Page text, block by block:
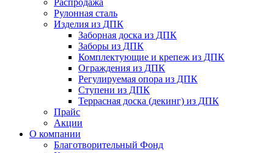
Распродажа
Рулонная сталь
Изделия из ДПК
Заборная доска из ДПК
Заборы из ДПК
Комплектующие и крепеж из ДПК
Ограждения из ДПК
Регулируемая опора из ДПК
Ступени из ДПК
Террасная доска (декинг) из ДПК
Прайс
Акции
О компании
Благотворительный Фонд